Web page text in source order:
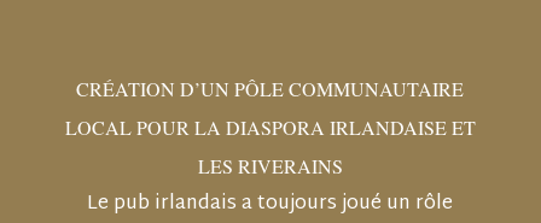
CRÉATION D’UN PÔLE COMMUNAUTAIRE
LOCAL POUR LA DIASPORA IRLANDAISE ET
LES RIVERAINS
Le pub irlandais a toujours joué un rôle